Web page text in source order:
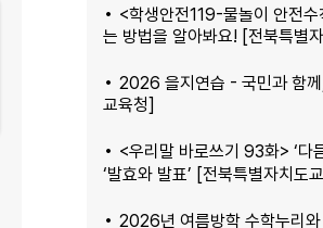
<학생안전119-물놀이 안전
는 방법을 알아봐요! [전북특별
2026 을지연습 - 국민과 함
교육청]
<우리말 바로쓰기 93화> ‘다
‘발효와 발표’ [전북특별자치도
2026년 여름방학 수학누리